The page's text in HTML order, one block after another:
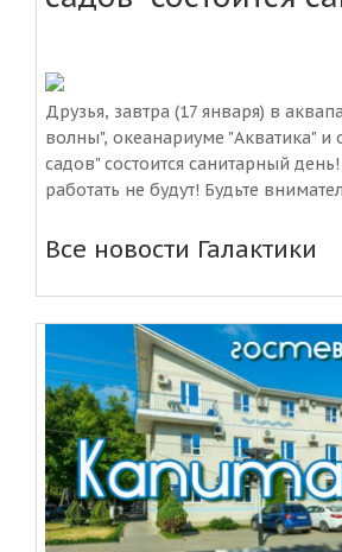
Друзья, завтра (17 января) в
волны", океанариуме "Акватика" и
садов" состоится санитарный
работать не будут! Будьте
Все новости Галактики